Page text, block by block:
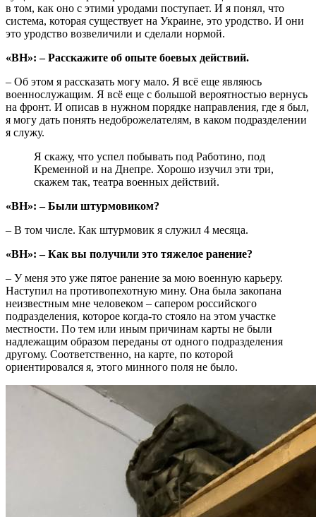
в том, как оно с этими уродами поступает. И я понял, что
система, которая существует на Украине, это уродство. И они
это уродство возвеличили и сделали нормой.
«ВН»: – Расскажите об опыте боевых действий.
– Об этом я рассказать могу мало. Я всё еще являюсь
военнослужащим. Я всё еще с большой вероятностью вернусь
на фронт. И описав в нужном порядке направления, где я был,
я могу дать понять недоброжелателям, в каком подразделении
я служу.
Я скажу, что успел побывать под Работино, под
Кременной и на Днепре. Хорошо изучил эти три,
скажем так, театра военных действий.
«ВН»: – Были штурмовиком?
– В том числе. Как штурмовик я служил 4 месяца.
«ВН»: – Как вы получили это тяжелое ранение?
– У меня это уже пятое ранение за мою военную карьеру.
Наступил на противопехотную мину. Она была закопана
неизвестным мне человеком – сапером российского
подразделения, которое когда-то стояло на этом участке
местности. По тем или иным причинам карты не были
надлежащим образом переданы от одного подразделения
другому. Соответственно, на карте, по которой
ориентировался я, этого минного поля не было.